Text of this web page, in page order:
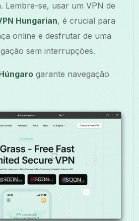
Lembre-se, usar um VPN de
Hungarian, é crucial para
online e desfrutar de uma
sem interrupções.
garante navegação